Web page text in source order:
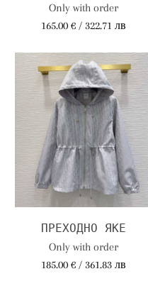
Only with order
165.00 € / 322.71 лв
ПРЕХОДНО ЯКЕ
Only with order
185.00 € / 361.83 лв